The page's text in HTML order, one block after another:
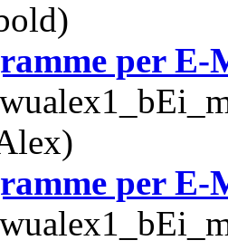
per E-
per E-